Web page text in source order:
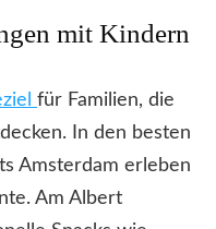
mit Kindern
für Familien, die
In den besten
Amsterdam erleben
Am Albert